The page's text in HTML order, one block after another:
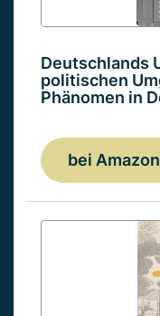
Deutschlands
politischen
Phänomen in
bei